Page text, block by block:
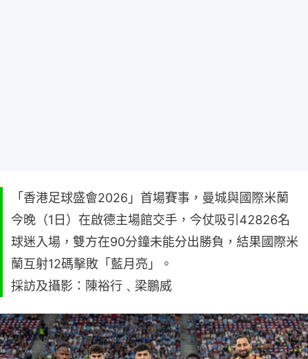
「香港足球盛會2026」首場賽事，曼城與國際米蘭
今晚（1日）在啟德主場館交手，今仗吸引42826名
球迷入場，雙方在90分鐘未能分出勝負，結果國際米
蘭互射12碼擊敗「藍月亮」。
採訪及攝影：陳裕行﹑梁鵬威